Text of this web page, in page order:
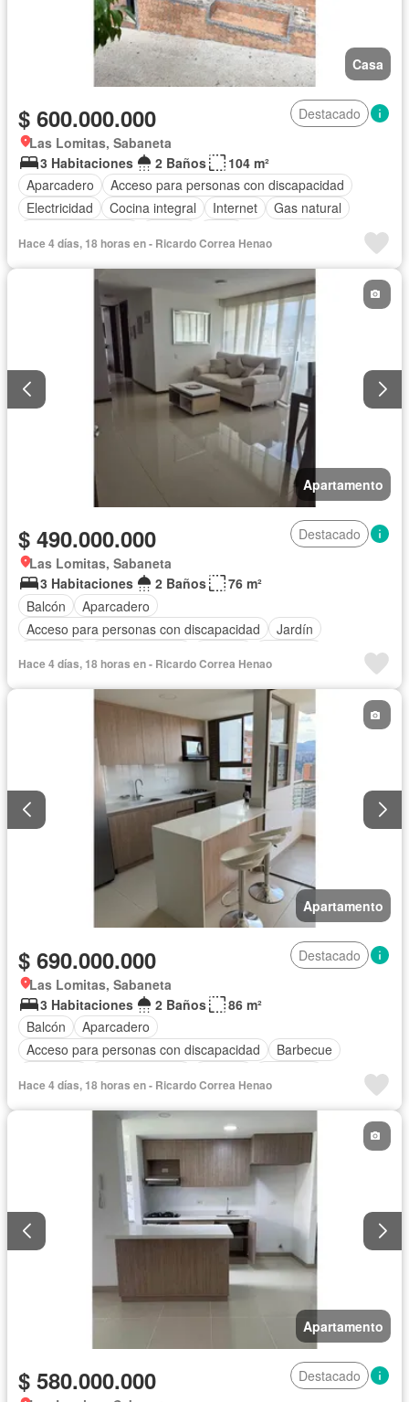
Casa
$ 600.000.000
Destacado
Las Lomitas, Sabaneta
3 Habitaciones
2 Baños
104 m²
Aparcadero
Acceso para personas con discapacidad
Electricidad
Cocina integral Internet
Gas natural
Hace 4 días, 18 horas en - Ricardo Correa Henao
Apartamento
$ 490.000.000
Destacado
Las Lomitas, Sabaneta
3 Habitaciones
2 Baños
76 m²
Balcón
Aparcadero
Acceso para personas con discapacidad
Jardín
Gas natural
Seguridad privada Piscina
Hace 4 días, 18 horas en - Ricardo Correa Henao
Apartamento
$ 690.000.000
Destacado
Las Lomitas, Sabaneta
3 Habitaciones
2 Baños
86 m²
Balcón
Aparcadero
Acceso para personas con discapacidad
Barbecue
Gas natural
Vista panorámica
Seguridad privada
Hace 4 días, 18 horas en - Ricardo Correa Henao
Apartamento
$ 580.000.000
Destacado